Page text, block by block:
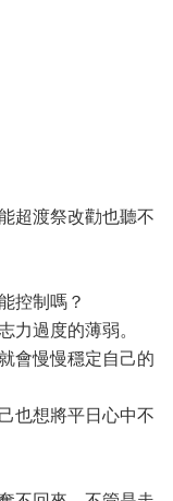
超渡祭改勸也聽不
控制嗎？
力過度的薄弱。
會慢慢穩定自己的
也想將平日心中不